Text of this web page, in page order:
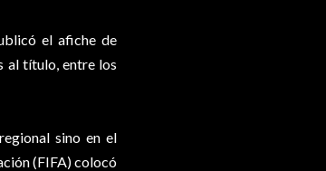
el afiche de
al título, entre los
sino en el
(FIFA) colocó